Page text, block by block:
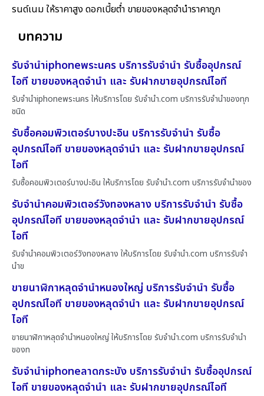
รนด์เนม ให้ราคาสูง ดอกเบี้ยต่ำ ขายของหลุดจำนำราคาถูก
บทความ
รับจำนำiphoneพระนคร บริการรับจำนำ รับซื้ออุปกรณ์
ไอที ขายของหลุดจำนำ และ รับฝากขายอุปกรณ์ไอที
รับจำนำiphoneพระนคร ให้บริการโดย รับจํานํา.com บริการรับจำนำของทุก
ชนิด
รับซื้อคอมพิวเตอร์บางปะอิน บริการรับจำนำ รับซื้อ
อุปกรณ์ไอที ขายของหลุดจำนำ และ รับฝากขายอุปกรณ์
ไอที
รับซื้อคอมพิวเตอร์บางปะอิน ให้บริการโดย รับจํานํา.com บริการรับจำนำของ
รับจำนำคอมพิวเตอร์วังทองหลาง บริการรับจำนำ รับซื้อ
อุปกรณ์ไอที ขายของหลุดจำนำ และ รับฝากขายอุปกรณ์
ไอที
รับจำนำคอมพิวเตอร์วังทองหลาง ให้บริการโดย รับจํานํา.com บริการรับจำ
นำข
ขายนาฬิกาหลุดจำนำหนองใหญ่ บริการรับจำนำ รับซื้อ
อุปกรณ์ไอที ขายของหลุดจำนำ และ รับฝากขายอุปกรณ์
ไอที
ขายนาฬิกาหลุดจำนำหนองใหญ่ ให้บริการโดย รับจํานํา.com บริการรับจำนำ
ของท
รับจำนำiphoneลาดกระบัง บริการรับจำนำ รับซื้ออุปกรณ์
ไอที ขายของหลุดจำนำ และ รับฝากขายอุปกรณ์ไอที